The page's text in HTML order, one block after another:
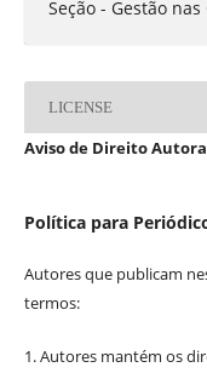
Seção - Gestão
LICENSE
Aviso de Direito
Política para
Autores que publicam
termos:
1. Autores mantém os